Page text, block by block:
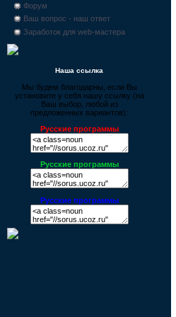
Форум
Ваш вопрос - наш ответ
Заработок для web-мастера
Наша ссылка
Мы будем благодарны, если Вы
установите у себя нашу ссылку (на
Ваш выбор, любой из
предложенных вариантов):
Русские программы
Русские программы
Русские программы